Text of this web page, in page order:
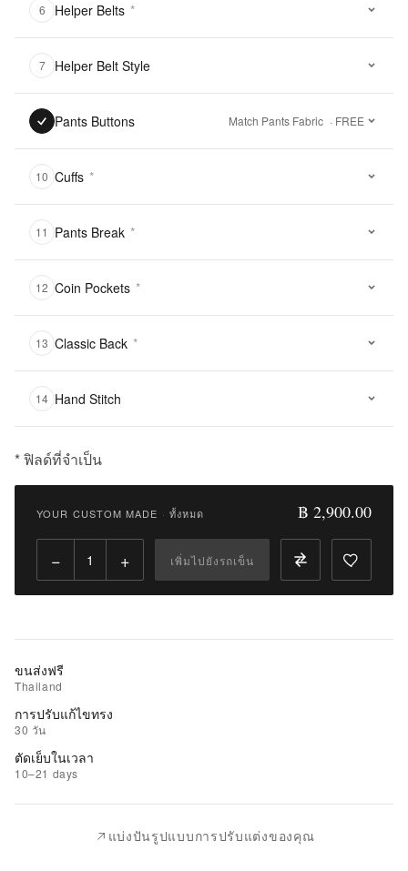
6 Helper Belts *
7 Helper Belt Style
Pants Buttons Match Pants Fabric · FREE
10 Cuffs *
11 Pants Break *
12 Coin Pockets *
13 Classic Back *
14 Hand Stitch
* ฟิลด์ที่จำเป็น
฿
Qty:
ไป
รถ
เข็น
รายการ
ที่
ชอบ
YOUR CUSTOM MADE · ทั้งหมด ฿ 2,900.00
− + เพิ่มไปยังรถเข็น
ขนส่งฟรี
Thailand
การปรับแก้ไขทรง
30 วัน
ตัดเย็บในเวลา
10–21 days
แบ่งปันรูปแบบการปรับแต่งของคุณ